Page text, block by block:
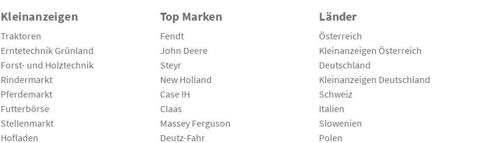
Kleinanzeigen
Traktoren
Erntetechnik Grünland
Forst- und Holztechnik
Rindermarkt
Pferdemarkt
Futterbörse
Stellenmarkt
Hofladen
Top Marken
Fendt
John Deere
Steyr
New Holland
Case IH
Claas
Massey Ferguson
Deutz-Fahr
Länder
Österreich
Kleinanzeigen Österreich
Deutschland
Kleinanzeigen Deutschland
Schweiz
Italien
Slowenien
Polen